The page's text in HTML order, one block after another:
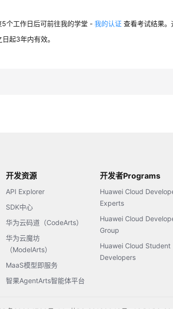
5个工作日后可前往我的学堂 - 我的认证 查看考试结果
起3年内有效。
开发资源
API Explorer
SDK中心
华为云码道（CodeArts）
华为云魔坊
（ModelArts）
MaaS模型即服务
智果AgentArts智能体平台
开发者Programs
Huawei Cloud
Experts
Huawei Cloud
Group
Huawei Cloud Student
Developers
备20004760号-14 苏B2-20130048号
A2.B1.B2-